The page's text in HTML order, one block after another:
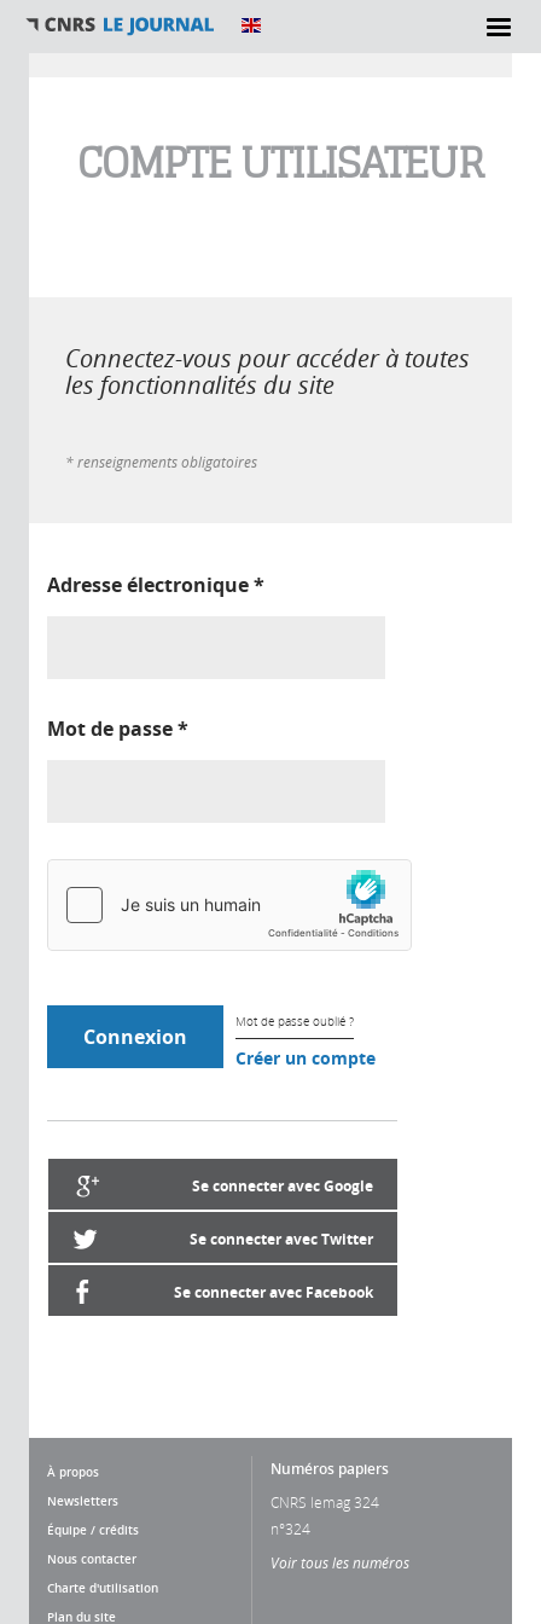
COMPTE UTILISATEUR
Connectez-vous pour accéder à toutes
les fonctionnalités du site
* renseignements obligatoires
Adresse électronique*
Mot de passe*
Mot de passe oublié ?
Créer un compte
Se connecter avec Google
Se connecter avec Twitter
Se connecter avec Facebook
À propos
Newsletters
Équipe / crédits
Nous contacter
Charte d'utilisation
Plan du site
Numéros papiers
CNRS lemag 324
n°324
Voir tous les numéros